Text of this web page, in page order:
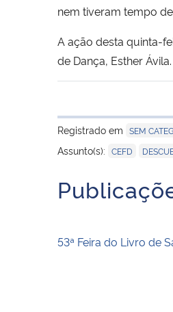
nem tiveram tempo
A ação desta quinta-
de Dança, Esther
Registrado em SEM
Assunto(s): CEFD
53ª Feira do Livro de